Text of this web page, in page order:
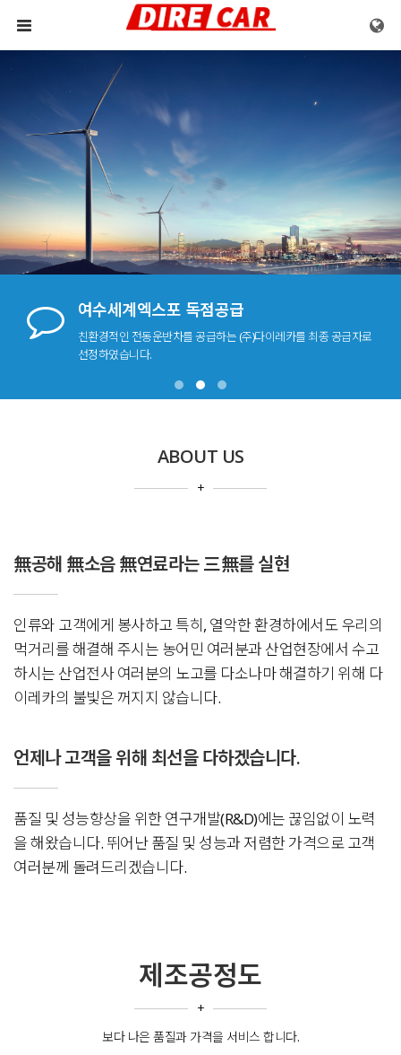
메뉴 건너뛰기
여수세계엑스포 독점공급
친환경적인 전동운반차를 공급하는 (주)다이레카를 최종 공급자로
선정하였습니다.
ABOUT US
+
無공해 無소음 無연료라는 三無를 실현
인류와 고객에게 봉사하고 특히, 열악한 환경하에서도 우리의
먹거리를 해결해 주시는 농어민 여러분과 산업현장에서 수고
하시는 산업전사 여러분의 노고를 다소나마 해결하기 위해 다
이레카의 불빛은 꺼지지 않습니다.
언제나 고객을 위해 최선을 다하겠습니다.
품질 및 성능향상을 위한 연구개발(R&D)에는 끊임없이 노력
을 해왔습니다. 뛰어난 품질 및 성능과 저렴한 가격으로 고객
여러분께 돌려드리겠습니다.
제조공정도
+
보다 나은 품질과 가격을 서비스 합니다.